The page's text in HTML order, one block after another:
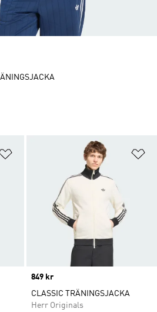
Lägg till på önskelistan
Price
849 kr
CLASSIC TRÄNINGSJACKA
Herr Originals